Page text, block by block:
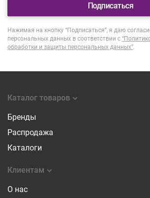
Подписаться
Нажимая на кнопку “Подписаться”, я даю
персональных данных в соответствии с
обработки и защиты персональных данных”.
Каталог товаров
Бренды
Распродажа
Каталоги
Клиентам
О нас